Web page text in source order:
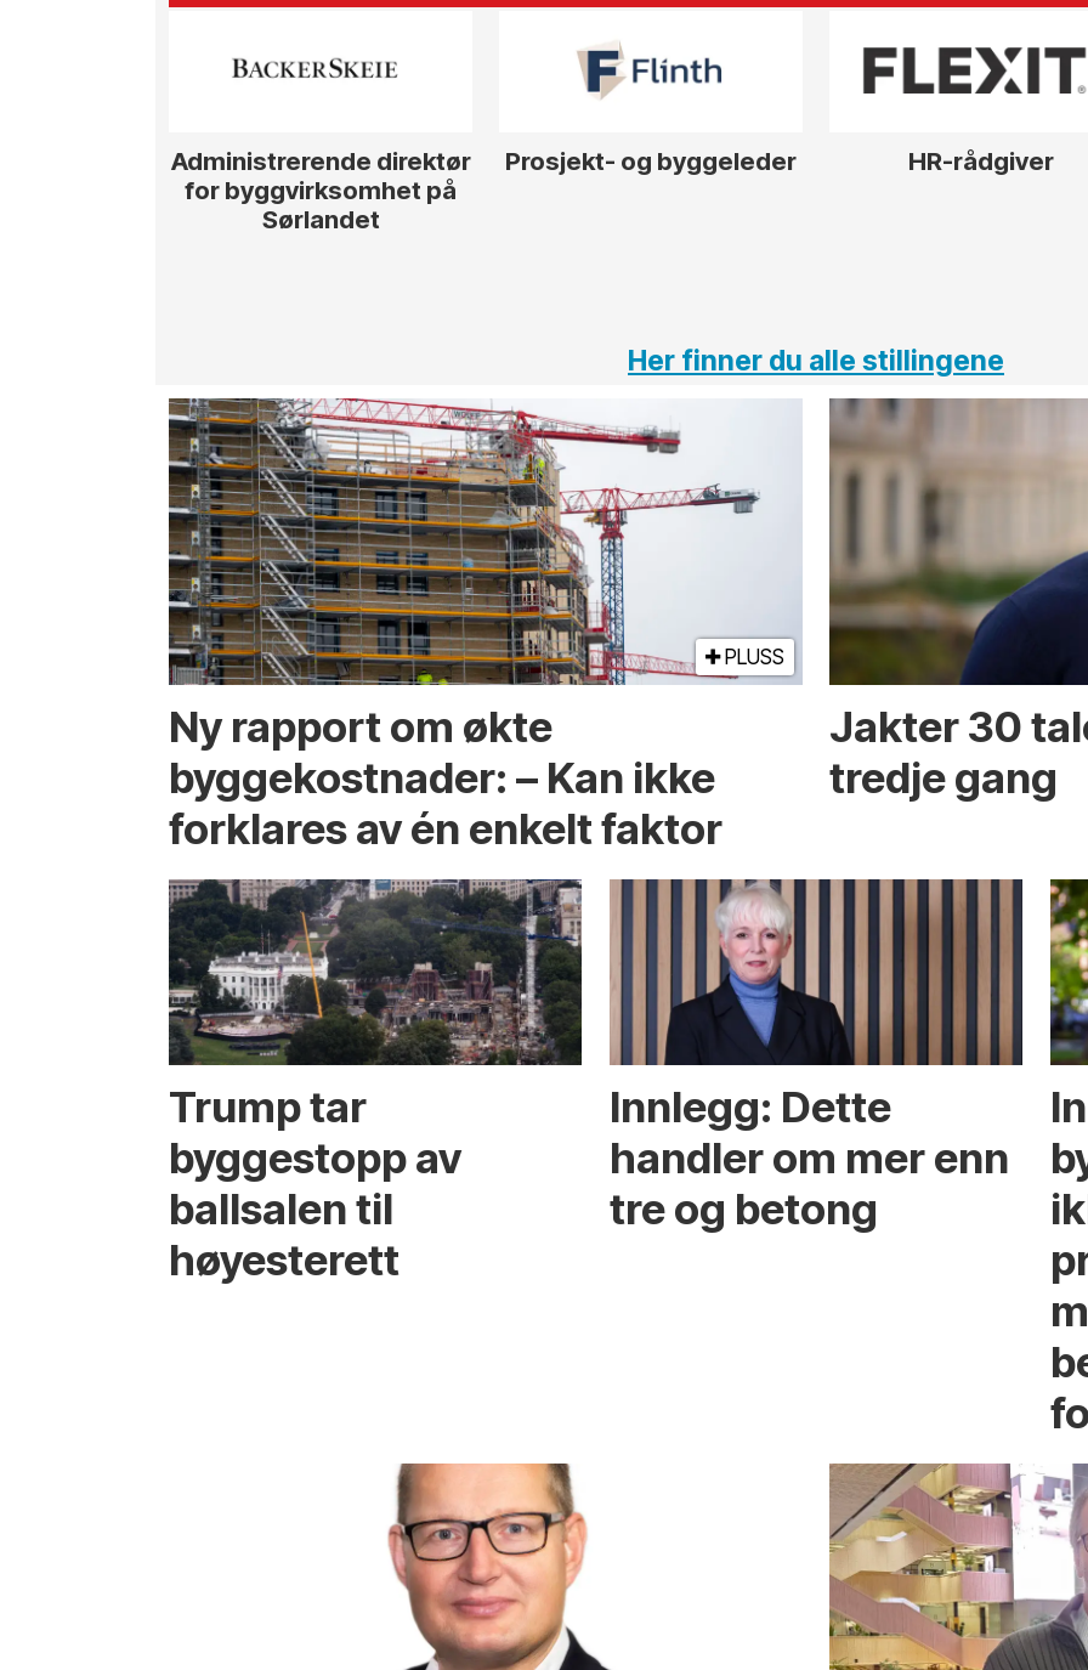
Administrerende direktør
for byggvirksomhet på
Sørlandet
Prosjekt- og byggeleder HR-rådgiver
Her finner du alle stillingene
PLUSS
Ny rapport om økte
byggekostnader: – Kan ikke
forklares av én enkelt faktor
Jakter 30
tredje gang
Trump tar
byggestopp av
ballsalen til
høyesterett
Innlegg: Dette
handler om mer enn
tre og betong